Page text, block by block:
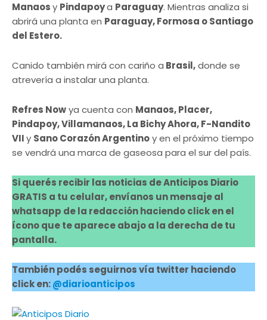
Manaosy Pindapoya Paraguay. Mientras analiza si
abrirá una planta en Paraguay, Formosa o Santiago
del Estero.
Canido también mirá con cariño a Brasil,donde se
atrevería a instalar una planta.
Refres Nowya cuenta con Manaos, Placer,
Pindapoy, Villamanaos, La Bichy Ahora, F-Nandito
VIIy Sano Corazón Argentinoy en el próximo tiempo
se vendrá una marca de gaseosa para el sur del país.
Si querés recibir las noticias de Anticipos Diario
GRATIS a tu celular, envíanos un mensaje al
whatsapp de la redacción haciendo click en el
ícono que te aparece abajo a la derecha de tu
pantalla.
También podés seguirnos vía twitter haciendo
click en:@diarioanticipos